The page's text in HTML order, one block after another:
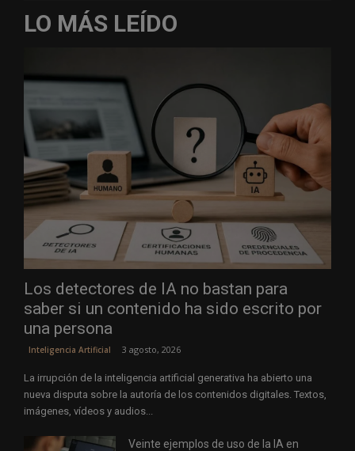
LO MÁS LEÍDO
Los detectores de IA no bastan para
saber si un contenido ha sido escrito por
una persona
Inteligencia Artificial 3 agosto, 2026
La irrupción de la inteligencia artificial generativa ha abierto una
nueva disputa sobre la autoría de los contenidos digitales. Textos,
imágenes, vídeos y audios...
Veinte ejemplos de uso de la IA en